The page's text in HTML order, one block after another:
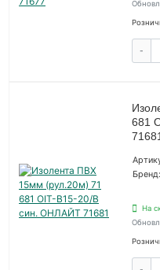
-
681
Бренд:
На